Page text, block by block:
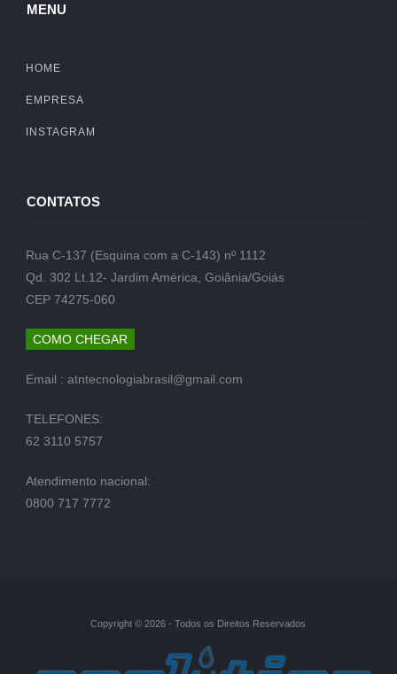
MENU
HOME
EMPRESA
INSTAGRAM
CONTATOS
Rua C-137 (Esquina com a C-143) nº 1112
Qd. 302 Lt.12- Jardim América, Goiânia/Goiás
CEP 74275-060
COMO CHEGAR
Email : atntecnologiabrasil@gmail.com
TELEFONES:
62 3110 5757
Atendimento nacional:
0800 717 7772
Copyright © 2026 - Todos os Direitos Reservados